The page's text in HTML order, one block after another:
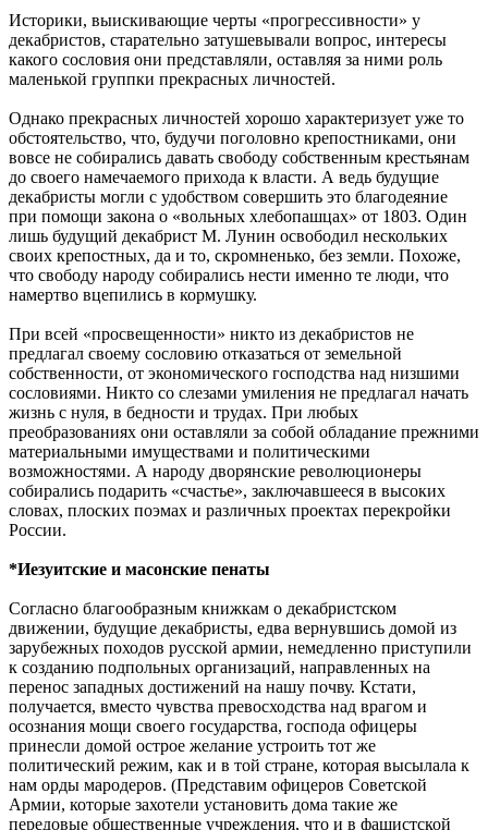
Историки, выискивающие черты «прогрессивности» у
декабристов, старательно затушевывали вопрос, интересы
какого сословия они представляли, оставляя за ними роль
маленькой группки прекрасных личностей.
Однако прекрасных личностей хорошо характеризует уже то
обстоятельство, что, будучи поголовно крепостниками, они
вовсе не собирались давать свободу собственным крестьянам
до своего намечаемого прихода к власти. А ведь будущие
декабристы могли с удобством совершить это благодеяние
при помощи закона о «вольных хлебопашцах» от 1803. Один
лишь будущий декабрист М. Лунин освободил нескольких
своих крепостных, да и то, скромненько, без земли. Похоже,
что свободу народу собирались нести именно те люди, что
намертво вцепились в кормушку.
При всей «просвещенности» никто из декабристов не
предлагал своему сословию отказаться от земельной
собственности, от экономического господства над низшими
сословиями. Никто со слезами умиления не предлагал начать
жизнь с нуля, в бедности и трудах. При любых
преобразованиях они оставляли за собой обладание прежними
материальными имуществами и политическими
возможностями. А народу дворянские революционеры
собирались подарить «счастье», заключавшееся в высоких
словах, плоских поэмах и различных проектах перекройки
России.
*Иезуитские и масонские пенаты
Согласно благообразным книжкам о декабристском
движении, будущие декабристы, едва вернувшись домой из
зарубежных походов русской армии, немедленно приступили
к созданию подпольных организаций, направленных на
перенос западных достижений на нашу почву. Кстати,
получается, вместо чувства превосходства над врагом и
осознания мощи своего государства, господа офицеры
принесли домой острое желание устроить тот же
политический режим, как и в той стране, которая высылала к
нам орды мародеров. (Представим офицеров Советской
Армии, которые захотели установить дома такие же
передовые общественные учреждения, что и в фашистской